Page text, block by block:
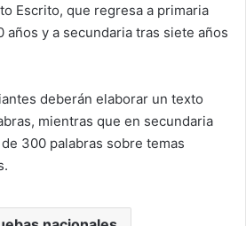
Escrito, que regresa a primaria
años y a secundaria tras siete años
deberán elaborar un texto
mientras que en secundaria
300 palabras sobre temas